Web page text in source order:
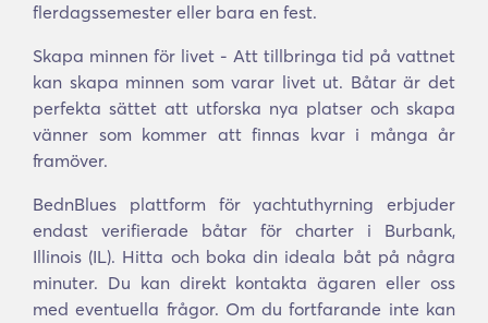
flerdagssemester eller bara en fest.
Skapa minnen för livet - Att tillbringa tid på vattnet
kan skapa minnen som varar livet ut. Båtar är det
perfekta sättet att utforska nya platser och skapa
vänner som kommer att finnas kvar i många år
framöver.
BednBlues plattform för yachtuthyrning erbjuder
endast verifierade båtar för charter i Burbank,
Illinois (IL). Hitta och boka din ideala båt på några
minuter. Du kan direkt kontakta ägaren eller oss
med eventuella frågor. Om du fortfarande inte kan